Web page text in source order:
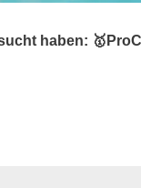
haben: